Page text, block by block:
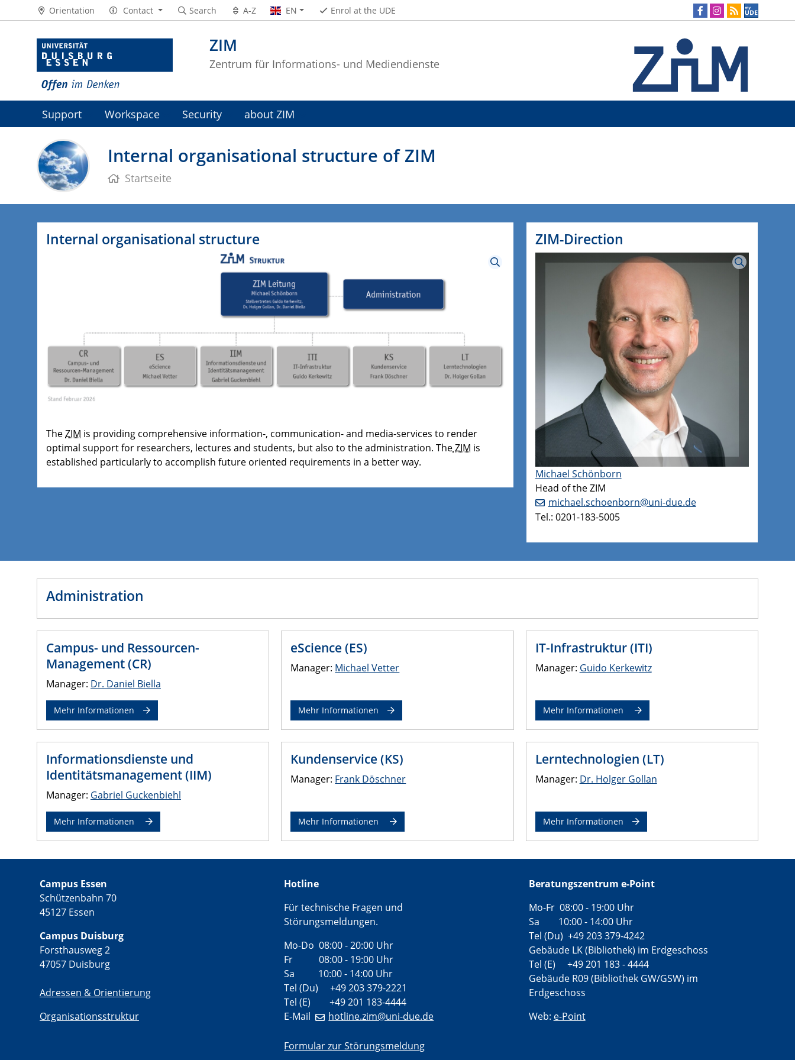
ZIM
Zentrum für Informations- und Mediendienste
Orientation Contact Search A-Z EN Enrol at the UDE
Support Workspace Security about ZIM
Internal organisational structure of ZIM
Startseite
Internal organisational structure
TheZIM is providing comprehensive information-, communication- and media-services to render
optimal support for researchers, lectures and students, but also to the administration. TheZIM is
established particularly to accomplish future oriented requirements in a better way.
ZIM-Direction
Michael Schönborn
Head of the ZIM
michael.schoenborn@uni-due.de
Tel.: 0201-183-5005
Administration
Campus- und Ressourcen-
Management (CR)
Manager: Dr. Daniel Biella
Mehr Informationen
eScience (ES)
Manager: Michael Vetter
Mehr Informationen
IT-Infrastruktur (ITI)
Manager: Guido Kerkewitz
Mehr Informationen
Informationsdienste und
Identitätsmanagement (IIM)
Manager: Gabriel Guckenbiehl
Mehr Informationen
Kundenservice (KS)
Manager: Frank Döschner
Mehr Informationen
Lerntechnologien (LT)
Manager: Dr. Holger Gollan
Mehr Informationen
Campus Essen
Schützenbahn 70
45127 Essen
Campus Duisburg
Forsthausweg 2
47057 Duisburg
Adressen & Orientierung
Organisationsstruktur
Hotline
Für technische Fragen und
Störungsmeldungen.
Mo-Do 08:00 - 20:00 Uhr
Fr 08:00 - 19:00 Uhr
Sa 10:00 - 14:00 Uhr
Tel (Du) +49 203 379-2221
Tel (E) +49 201 183-4444
E-Mail
hotline.zim@uni-due.de
Formular zur Störungsmeldung
Beratungszentrum e-Point
Mo-Fr 08:00 - 19:00 Uhr
Sa 10:00 - 14:00 Uhr
Tel (Du) +49 203 379-4242
Gebäude LK (Bibliothek) im Erdgeschoss
Tel (E) +49 201 183 - 4444
Gebäude R09 (Bibliothek GW/GSW) im
Erdgeschoss
Web: e-Point